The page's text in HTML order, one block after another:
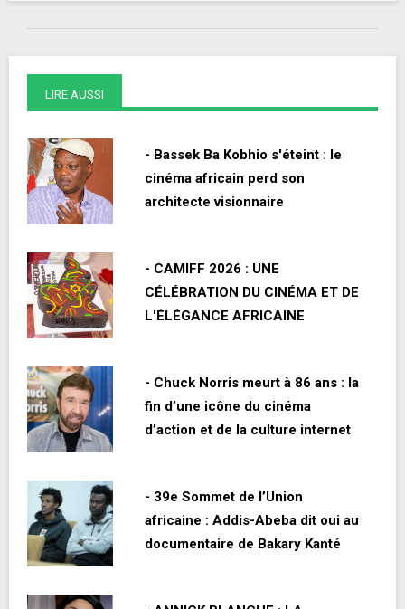
LIRE AUSSI
- Bassek Ba Kobhio s'éteint : le
cinéma africain perd son
architecte visionnaire
- CAMIFF 2026 : UNE
CÉLÉBRATION DU CINÉMA ET DE
L'ÉLÉGANCE AFRICAINE
- Chuck Norris meurt à 86 ans : la
fin d’une icône du cinéma
d’action et de la culture internet
- 39e Sommet de l’Union
africaine : Addis-Abeba dit oui au
documentaire de Bakary Kanté